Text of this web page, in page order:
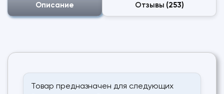
Описание Отзывы (253)
Товар предназначен для следующих